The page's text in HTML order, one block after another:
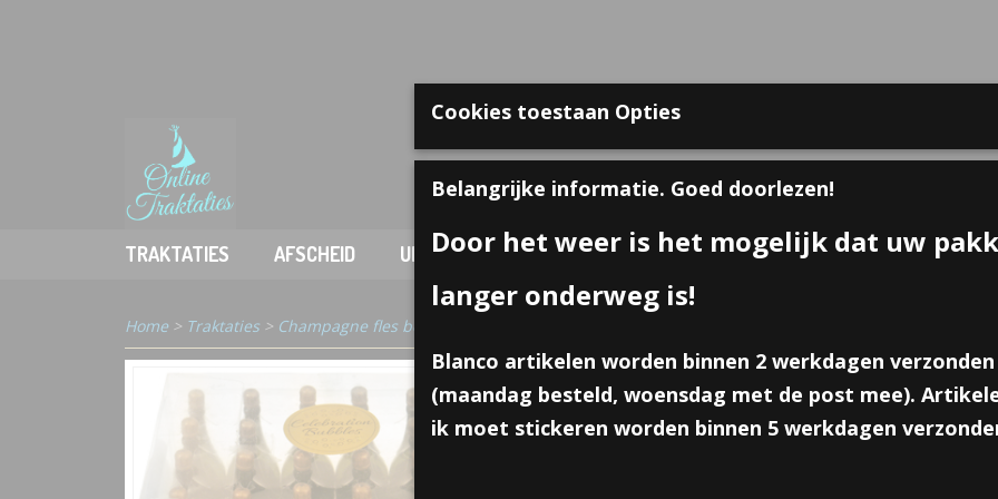
TRAKTATIES AFSCHEID UITDELEN GEBOORTE TRAKTATIES ZAKJES, DOOSJES &
Home > Traktaties > Champagne fles bellenblazer
Champagne fles
€ 0,50 per stuk
Cookies toestaan Opties
Belangrijke informatie. Goed doorlezen!
Door het weer is het mogelijk dat uw
langer onderweg is!
Blanco artikelen worden binnen 2 werkdagen verzonden
(maandag besteld, woensdag met de post mee).
ik moet stickeren worden binnen 5 werkdagen